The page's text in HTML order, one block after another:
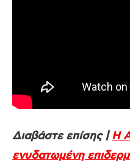
Διαβάστε επίσης |Η
ενυδατωμένη